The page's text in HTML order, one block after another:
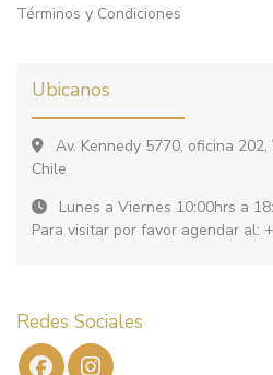
Términos y Condiciones
Ubicanos
Av. Kennedy 5770, oficina
Chile
Lunes a Viernes 10:00hrs a
Para visitar por favor agendar al:
Redes Sociales